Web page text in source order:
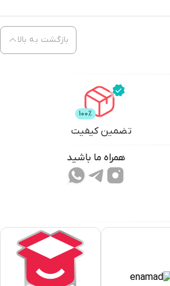
بازگشت به بالا
تضمین کیفیت
همراه ما باشید